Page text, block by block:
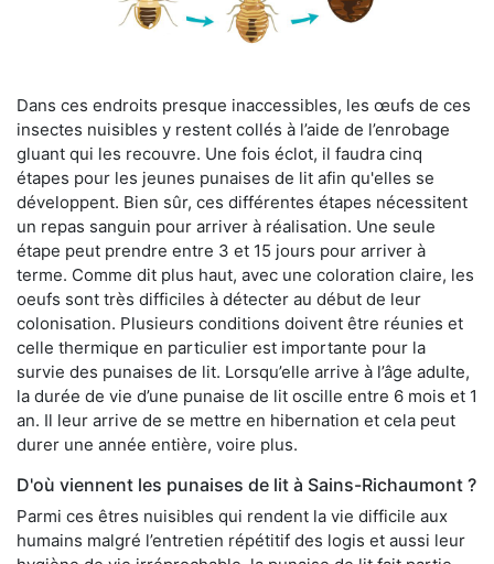
Dans ces endroits presque inaccessibles, les œufs de ces
insectes nuisibles y restent collés à l’aide de l’enrobage
gluant qui les recouvre. Une fois éclot, il faudra cinq
étapes pour les jeunes punaises de lit afin qu'elles se
développent. Bien sûr, ces différentes étapes nécessitent
un repas sanguin pour arriver à réalisation. Une seule
étape peut prendre entre 3 et 15 jours pour arriver à
terme. Comme dit plus haut, avec une coloration claire, les
oeufs sont très difficiles à détecter au début de leur
colonisation. Plusieurs conditions doivent être réunies et
celle thermique en particulier est importante pour la
survie des punaises de lit. Lorsqu’elle arrive à l’âge adulte,
la durée de vie d’une punaise de lit oscille entre 6 mois et 1
an. Il leur arrive de se mettre en hibernation et cela peut
durer une année entière, voire plus.
D'où viennent les punaises de lit à Sains-Richaumont ?
Parmi ces êtres nuisibles qui rendent la vie difficile aux
humains malgré l’entretien répétitif des logis et aussi leur